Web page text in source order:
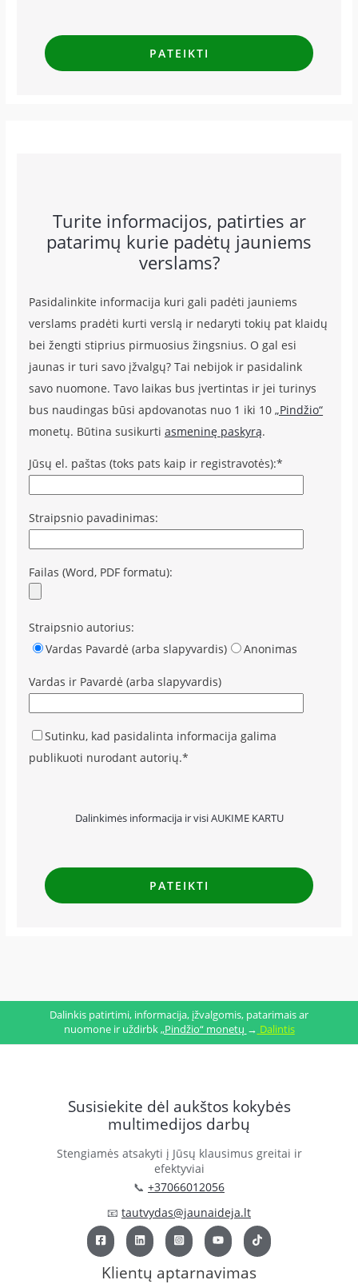
Turite informacijos, patirties ar
patarimų kurie padėtų jauniems
verslams?
Pasidalinkite informacija kuri gali padėti jauniems
verslams pradėti kurti verslą ir nedaryti tokių pat klaidų
bei žengti stiprius pirmuosius žingsnius. O gal esi
jaunas ir turi savo įžvalgų? Tai nebijok ir pasidalink
savo nuomone. Tavo laikas bus įvertintas ir jei turinys
bus naudingas būsi apdovanotas nuo 1 iki 10„Pindžio“
monetų. Būtina susikurtiasmeninę paskyrą.
Jūsų el. paštas (toks pats kaip ir registravotės):*
Straipsnio pavadinimas:
Failas (Word, PDF formatu):
Straipsnio autorius:
Vardas Pavardė (arba slapyvardis)
Anonimas
Vardas ir Pavardė (arba slapyvardis)
Sutinku, kad pasidalinta informacija galima
publikuoti nurodant autorių.*
Dalinkimės informacija ir visi AUKIME KARTU
Dalinkis patirtimi, informacija, įžvalgomis, patarimais ar
nuomone ir uždirbk„Pindžio“ monetų → Dalintis
Susisiekite dėl aukštos kokybės
multimedijos darbų
Stengiamės atsakyti į Jūsų klausimus greitai ir
efektyviai
📞 +37066012056
📧 tautvydas@jaunaideja.lt
Klientų aptarnavimas